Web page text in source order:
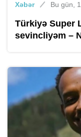
Xəbər Bu gün,
Türkiyə Super
sevincliyəm –